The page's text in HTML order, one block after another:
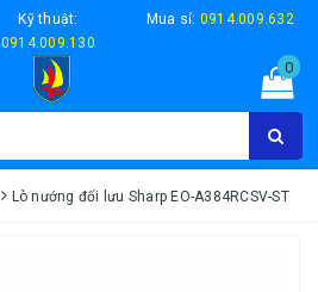
Kỹ thuật:
0914.009.130
Mua sỉ: 0914.009.632
0
Lò nướng đối lưu Sharp EO-A384RCSV-ST